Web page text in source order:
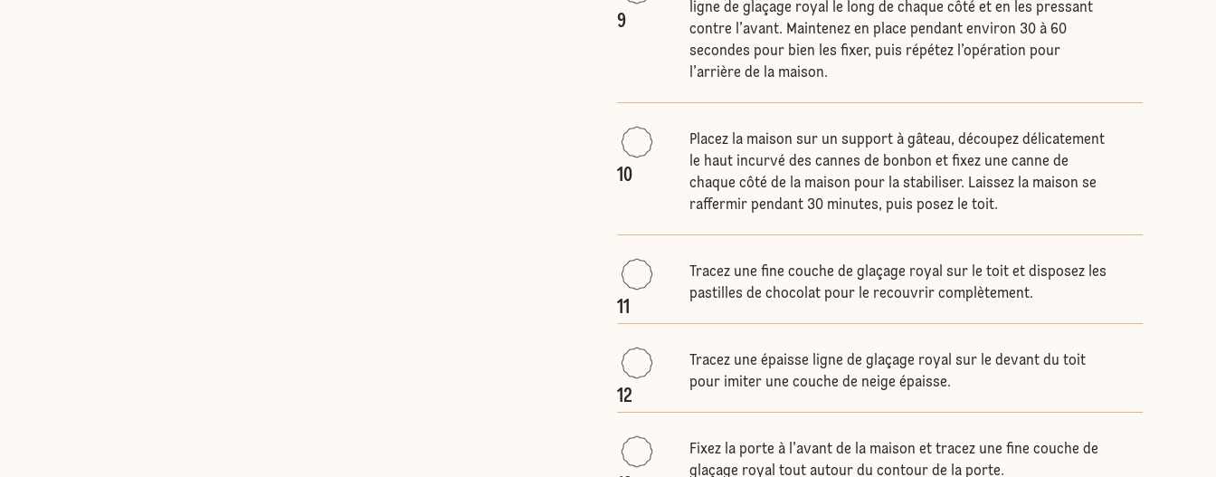
9
ligne de glaçage royal le long de chaque côté et en les pressant
contre l’avant. Maintenez en place pendant environ 30 à 60
secondes pour bien les fixer, puis répétez l’opération pour
l’arrière de la maison.
10
Placez la maison sur un support à gâteau, découpez délicatement
le haut incurvé des cannes de bonbon et fixez une canne de
chaque côté de la maison pour la stabiliser. Laissez la maison se
raffermir pendant 30 minutes, puis posez le toit.
11
Tracez une fine couche de glaçage royal sur le toit et disposez les
pastilles de chocolat pour le recouvrir complètement.
12
Tracez une épaisse ligne de glaçage royal sur le devant du toit
pour imiter une couche de neige épaisse.
Fixez la porte à l’avant de la maison et tracez une fine couche de
glaçage royal tout autour du contour de la porte.